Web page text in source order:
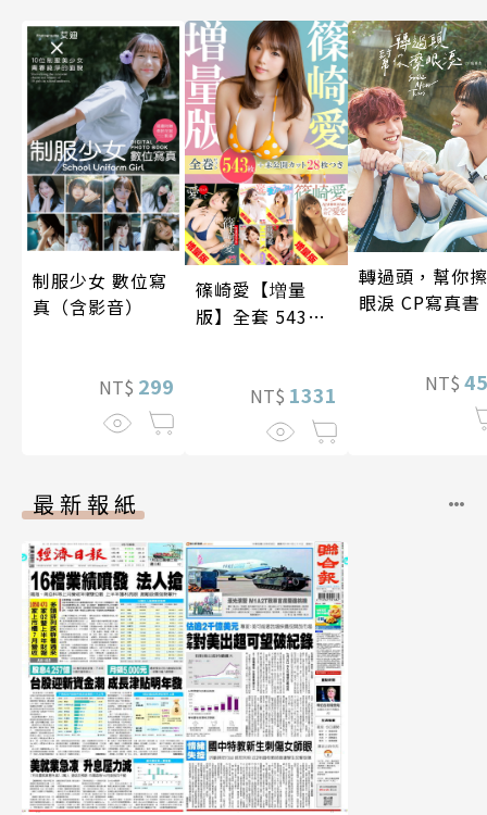
制服少女 數位寫
真（含影音）
NT$ 299
篠崎愛【増量
版】全套 543張
NT$ 1331
轉過頭，幫你擦
眼淚 CP寫真書
NT$
最新報紙